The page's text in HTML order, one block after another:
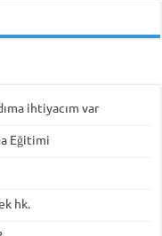
ihtiyacım var
Eğitimi
hk.